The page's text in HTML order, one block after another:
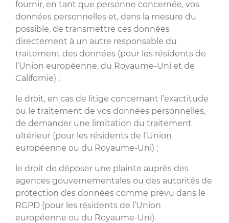
fournir, en tant que personne concernée, vos
données personnelles et, dans la mesure du
possible, de transmettre ces données
directement à un autre responsable du
traitement des données (pour les résidents de
l’Union européenne, du Royaume-Uni et de
Californie) ;
le droit, en cas de litige concernant l’exactitude
ou le traitement de vos données personnelles,
de demander une limitation du traitement
ultérieur (pour les résidents de l’Union
européenne ou du Royaume-Uni) ;
le droit de déposer une plainte auprès des
agences gouvernementales ou des autorités de
protection des données comme prévu dans le
RGPD (pour les résidents de l’Union
européenne ou du Royaume-Uni).